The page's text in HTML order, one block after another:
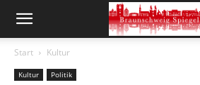
Start Kultur
Kultur Politik